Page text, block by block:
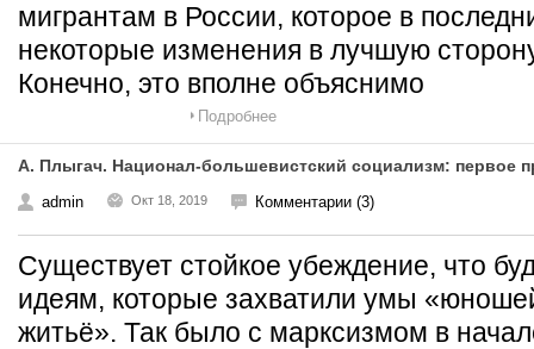
мигрантам в России, которое в
некоторые изменения в лучшую
Конечно, это вполне объяснимо
Подробнее
А. Плыгач. Национал-большевистский социализм: первое
admin Окт 18, 2019 Комментарии (3)
Существует стойкое убеждение, что
идеям, которые захватили умы
житьё». Так было с марксизмом в